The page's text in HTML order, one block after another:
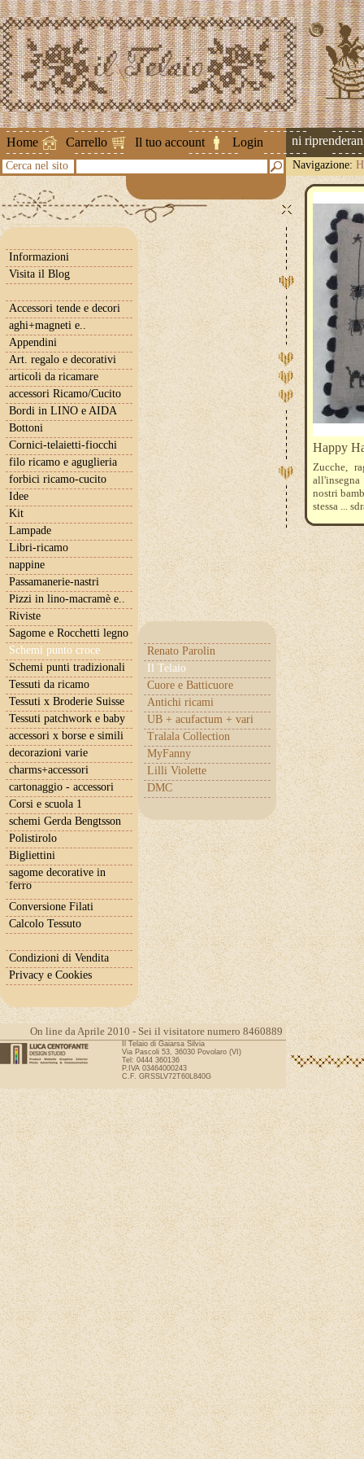
Home Carrello Il tuo account Login
Attenzione ! Le spedizioni
Cerca nel sito Navigazione:
Informazioni
Visita il Blog
Accessori tende e decori
aghi+magneti e..
Appendini
Art. regalo e decorativi
articoli da ricamare
accessori Ricamo/Cucito
Bordi in LINO e AIDA
Bottoni
Cornici-telaietti-fiocchi
filo ricamo e aguglieria
forbici ricamo-cucito
Idee
Kit
Lampade
Libri-ricamo
nappine
Passamanerie-nastri
Pizzi in lino-macramè e..
Riviste
Sagome e Rocchetti legno
Schemi punto croce
Renato Parolin
Il Telaio
Cuore e Batticuore
Antichi ricami
UB + acufactum + vari
Tralala Collection
MyFanny
Lilli Violette
DMC
Schemi punti tradizionali
Tessuti da ricamo
Tessuti x Broderie Suisse
Tessuti patchwork e baby
accessori x borse e simili
decorazioni varie
charms+accessori
cartonaggio - accessori
Corsi e scuola 1
schemi Gerda Bengtsson
Polistirolo
Bigliettini
sagome decorative in
ferro
Conversione Filati
Calcolo Tessuto
Condizioni di Vendita
Privacy e Cookies
Happy
Zucche,
nostri
stessa ...
richiedere
On line da Aprile 2010 - Sei il visitatore numero 8460889
Il Telaio di Gaiarsa Silvia
Via Pascoli 53, 36030 Povolaro (VI)
Tel: 0444 360136
P.IVA 03464000243
C.F. GRSSLV72T60L840G